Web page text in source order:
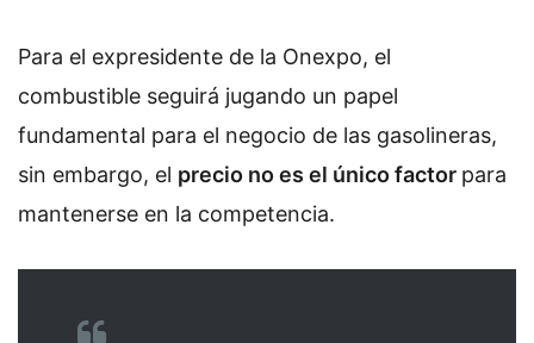
Para el expresidente de la Onexpo, el
combustible seguirá jugando un papel
fundamental para el negocio de las gasolineras,
sin embargo, el precio no es el único factor para
mantenerse en la competencia.